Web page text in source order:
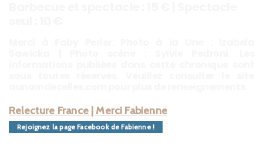
Relecture France | Merci Fabienne
Rejoignez la page Facebook de Fabienne !